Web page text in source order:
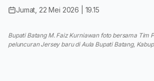
Jumat, 22 Mei 2026 | 19.15
Bupati Batang M. Faiz Kurniawan foto bersama Tim
peluncuran Jersey baru di Aula Bupati Batang,